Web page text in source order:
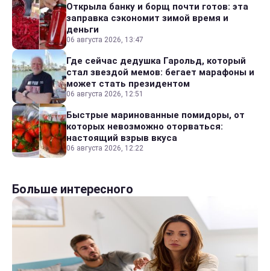
Открыла банку и борщ почти готов: эта
заправка сэкономит зимой время и
деньги
06 августа 2026, 13:47
Где сейчас дедушка Гарольд, который
стал звездой мемов: бегает марафоны и
может стать президентом
06 августа 2026, 12:51
Быстрые маринованные помидоры, от
которых невозможно оторваться:
настоящий взрыв вкуса
06 августа 2026, 12:22
Больше интересного